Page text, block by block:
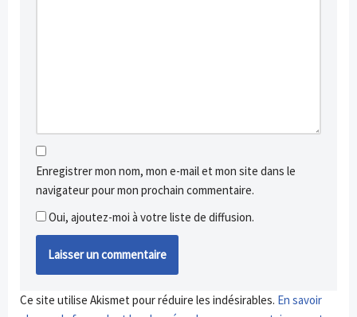
Enregistrer mon nom, mon e-mail et mon site dans le
navigateur pour mon prochain commentaire.
Oui, ajoutez-moi à votre liste de diffusion.
Ce site utilise Akismet pour réduire les indésirables. En savoir